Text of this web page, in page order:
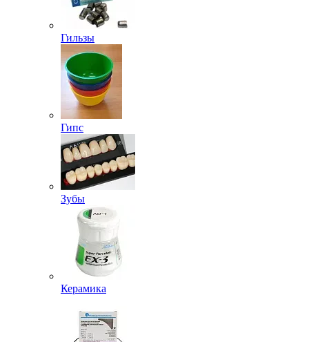
Гильзы
Гипс
Зубы
Керамика